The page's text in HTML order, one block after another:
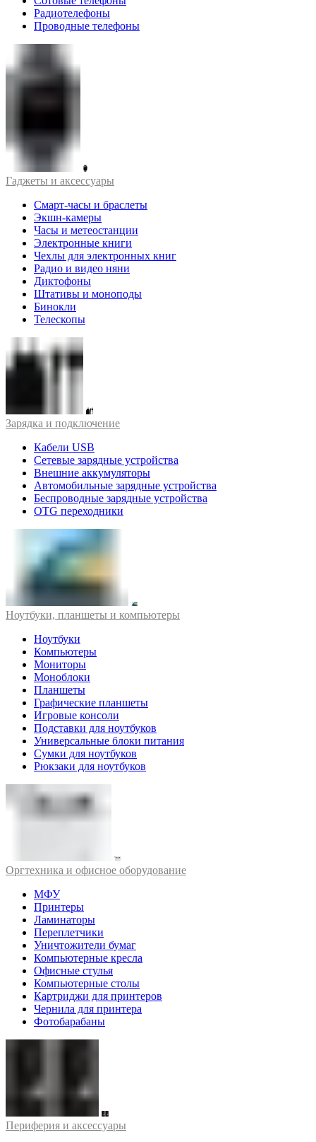
Радиотелефоны
Проводные телефоны
Гаджеты и аксессуары
Смарт-часы и браслеты
Экшн-камеры
Часы и метеостанции
Электронные книги
Чехлы для электронных книг
Радио и видео няни
Диктофоны
Штативы и моноподы
Бинокли
Телескопы
Зарядка и подключение
Кабели USB
Сетевые зарядные устройства
Внешние аккумуляторы
Автомобильные зарядные устройства
Беспроводные зарядные устройства
OTG переходники
Ноутбуки, планшеты и компьютеры
Ноутбуки
Компьютеры
Мониторы
Моноблоки
Планшеты
Графические планшеты
Игровые консоли
Подставки для ноутбуков
Универсальные блоки питания
Сумки для ноутбуков
Рюкзаки для ноутбуков
Оргтехника и офисное оборудование
МФУ
Принтеры
Ламинаторы
Переплетчики
Уничтожители бумаг
Компьютерные кресла
Офисные стулья
Компьютерные столы
Картриджи для принтеров
Чернила для принтера
Фотобарабаны
Периферия и аксессуары